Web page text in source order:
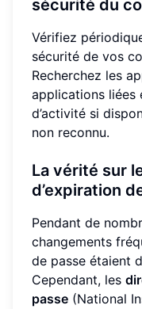
sécurité du
Vérifiez
sécurité de vos
Recherchez les
applications liées
d’activité si
non reconnu.
La vérité sur
d’expiration
Pendant de
changements
de passe étaient
Cependant, les
passe (National